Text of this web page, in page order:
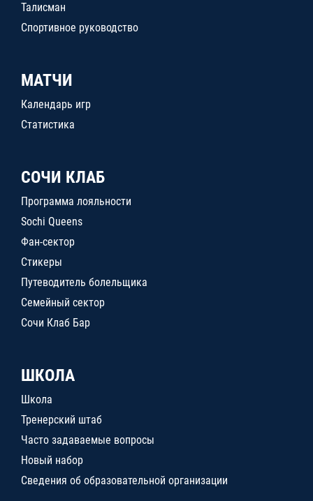
Талисман
Спортивное руководство
МАТЧИ
Календарь игр
Статистика
СОЧИ КЛАБ
Программа лояльности
Sochi Queens
Фан-сектор
Стикеры
Путеводитель болельщика
Семейный сектор
Сочи Клаб Бар
ШКОЛА
Школа
Тренерский штаб
Часто задаваемые вопросы
Новый набор
Сведения об образовательной организации